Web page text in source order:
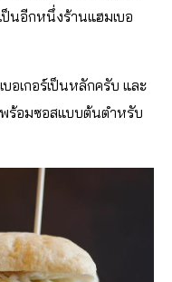
ป็นอีกหนึ่งร้านแฮมเบอ
อเกอร์เป็นหลักครับ และ
ร้อมซอสแบบต้นตำหรับ